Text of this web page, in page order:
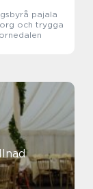
pajala
och trygga